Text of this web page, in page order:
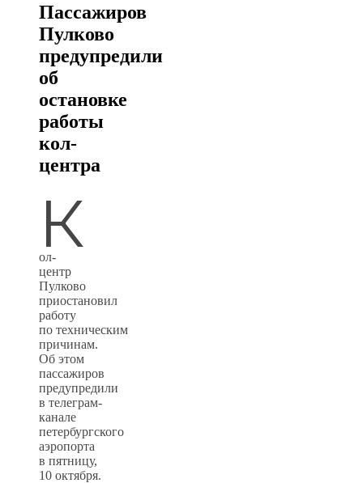
Пассажиров
Пулково
предупредили
об
остановке
работы
кол-
центра
К
ол-
центр
Пулково
приостановил
работу
по техническим
причинам.
Об этом
пассажиров
предупредили
в телеграм-
канале
петербургского
аэропорта
в пятницу,
10 октября.